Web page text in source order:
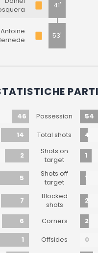
41'
Antoine
53'
46 Possession
54
14
Total shots 4
2
Shots on
target
1
5
Shots off
target
1
7
Blocked
shots
2
6 Corners
2
1
Offsides
0